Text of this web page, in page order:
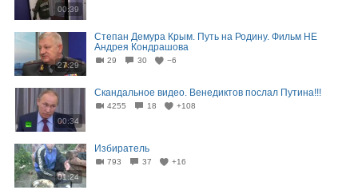
00:39
27:29
Степан Демура Крым. Путь на Родину. Фильм НЕ
Андрея Кондрашова
29 30 −6
00:34
Скандальное видео. Венедиктов послал Путина!!!
4255 18 +108
01:24
Избиратель
793 37 +16